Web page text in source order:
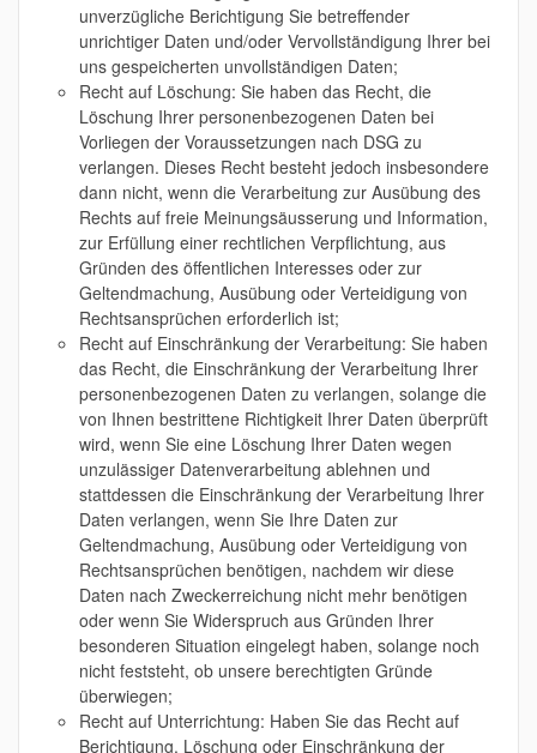
unverzügliche Berichtigung Sie betreffender
unrichtiger Daten und/oder Vervollständigung Ihrer bei
uns gespeicherten unvollständigen Daten;
Recht auf Löschung: Sie haben das Recht, die
Löschung Ihrer personenbezogenen Daten bei
Vorliegen der Voraussetzungen nach DSG zu
verlangen. Dieses Recht besteht jedoch insbesondere
dann nicht, wenn die Verarbeitung zur Ausübung des
Rechts auf freie Meinungsäusserung und Information,
zur Erfüllung einer rechtlichen Verpflichtung, aus
Gründen des öffentlichen Interesses oder zur
Geltendmachung, Ausübung oder Verteidigung von
Rechtsansprüchen erforderlich ist;
Recht auf Einschränkung der Verarbeitung: Sie haben
das Recht, die Einschränkung der Verarbeitung Ihrer
personenbezogenen Daten zu verlangen, solange die
von Ihnen bestrittene Richtigkeit Ihrer Daten überprüft
wird, wenn Sie eine Löschung Ihrer Daten wegen
unzulässiger Datenverarbeitung ablehnen und
stattdessen die Einschränkung der Verarbeitung Ihrer
Daten verlangen, wenn Sie Ihre Daten zur
Geltendmachung, Ausübung oder Verteidigung von
Rechtsansprüchen benötigen, nachdem wir diese
Daten nach Zweckerreichung nicht mehr benötigen
oder wenn Sie Widerspruch aus Gründen Ihrer
besonderen Situation eingelegt haben, solange noch
nicht feststeht, ob unsere berechtigten Gründe
überwiegen;
Recht auf Unterrichtung: Haben Sie das Recht auf
Berichtigung, Löschung oder Einschränkung der